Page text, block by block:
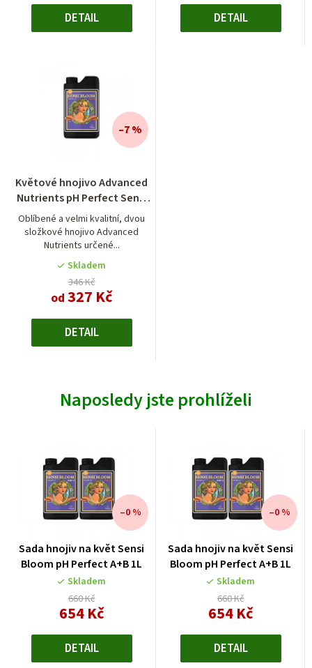
DETAIL DETAIL
Květové hnojivo Advanced
Nutrients pH Perfect Sensi
Bloom B
Oblíbené a velmi kvalitní, dvou
složkové hnojivo Advanced
Nutrients určené...
Skladem
346 Kč
od 327 Kč
–7 %
DETAIL
Naposledy jste prohlíželi
Sada hnojiv na květ Sensi
Bloom pH Perfect A+B 1L
Skladem
660 Kč
–0 %
654 KčMěrná
DETAIL
Sada hnojiv na květ Sensi
Bloom pH Perfect A+B 1L
Skladem
660 Kč
–0 %
654 KčMěrná
DETAIL